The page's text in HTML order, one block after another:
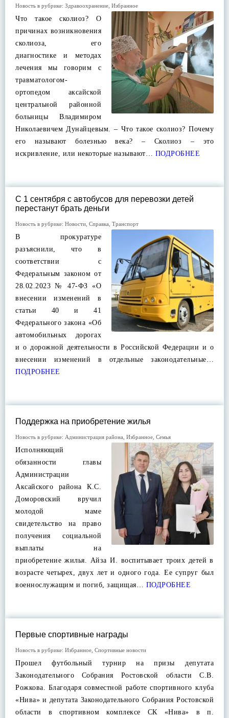
Новость в рубрике: Здравоохранение Избранное
Что такое сколиоз? О
причинах возникновения
сколиоза, его
диагностике и методах
лечения мы говорим с
травматологом-
ортопедом аксайской
центральной районной
больницы Владимиром
Николаевичем Дунайцевым. – Что такое сколиоз? Почему
его называют болезнью века? – Сколиоз – это
искривление, или некоторые называют… ПОДРОБНЕЕ
С 1 сентября с автобусов для перевозки детей
перестанут брать деньги
Новость в рубрике: Новости Справка Транспорт
В прокуратуре
разъяснили, что в
соответствии с
Федеральным законом от
28.02.2023 № 47-ФЗ «О
внесении изменений в
статьи 40 и 41
Федерального закона «Об
автомобильных дорогах
и о дорожной деятельности в Российской Федерации и о
внесении изменений в отдельные законодательные…
ПОДРОБНЕЕ
Поддержка на приобретение жилья
Новость в рубрике: Администрация района Избранное Семья
Исполняющий
обязанности главы
Администрации
Аксайского района К.С.
Доморовский вручил
молодой маме
свидетельство на право
получения социальной
выплаты на
приобретение жилья. Айза И. воспитывает троих детей в
возрасте четырех, двух лет и одного года. Ее супруг был
военнослужащим и погиб, защищая… ПОДРОБНЕЕ
Первые спортивные награды
Новость в рубрике: Избранное Спортивные новости
Прошел футбольный турнир на призы депутата
Законодательного Собрания Ростовской области С.В.
Рожкова. Благодаря совместной работе спортивного клуба
«Нива» и депутата Законодательного Собрания Ростовской
области в спортивном комплексе СК «Нива» в п.